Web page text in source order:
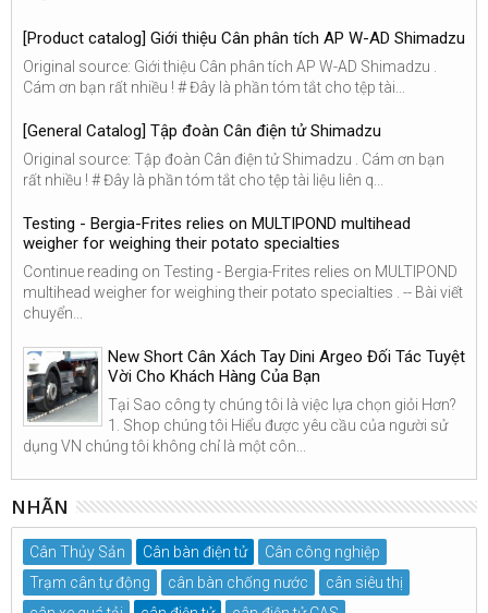
[Product catalog] Giới thiệu Cân phân tích AP W-AD Shimadzu
Original source: Giới thiệu Cân phân tích AP W-AD Shimadzu .
Cám ơn bạn rất nhiều ! # Đây là phần tóm tắt cho tệp tài...
[General Catalog] Tập đoàn Cân điện tử Shimadzu
Original source: Tập đoàn Cân điện tử Shimadzu . Cám ơn bạn
rất nhiều ! # Đây là phần tóm tắt cho tệp tài liệu liên q...
Testing - Bergia-Frites relies on MULTIPOND multihead
weigher for weighing their potato specialties
Continue reading on Testing - Bergia-Frites relies on MULTIPOND
multihead weigher for weighing their potato specialties . -- Bài viết
chuyển...
New Short Cân Xách Tay Dini Argeo Đối Tác Tuyệt
Vời Cho Khách Hàng Của Bạn
Tại Sao công ty chúng tôi là việc lựa chọn giỏi Hơn?
1. Shop chúng tôi Hiểu được yêu cầu của người sử
dụng VN chúng tôi không chỉ là một côn...
NHÃN
Cân Thủy Sản Cân bàn điện tử
Cân công nghiệp
Trạm cân tự động
cân bàn chống nước
cân siêu thị